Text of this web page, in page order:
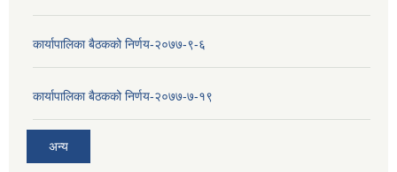
कार्यापालिका बैठकको निर्णय-२०७७-९-६
कार्यापालिका बैठकको निर्णय-२०७७-७-१९
अन्य